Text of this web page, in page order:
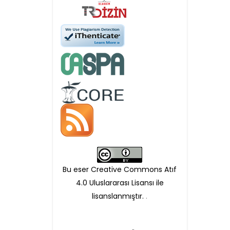
Öndenetimden geçen
makaleler için, 100 Avro
Makale İşletim Ücreti (APC)
alınmaktadır.
Hakem sürecine alınacak
makaleler için yazarlara
APC ödeme bilgi mesajı
iletilmektedir.
Bu eser Creative Commons Atıf
4.0 Uluslararası Lisansı ile
lisanslanmıştır. .